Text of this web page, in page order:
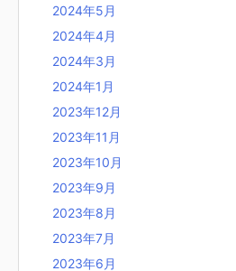
2024年5月
2024年4月
2024年3月
2024年1月
2023年12月
2023年11月
2023年10月
2023年9月
2023年8月
2023年7月
2023年6月